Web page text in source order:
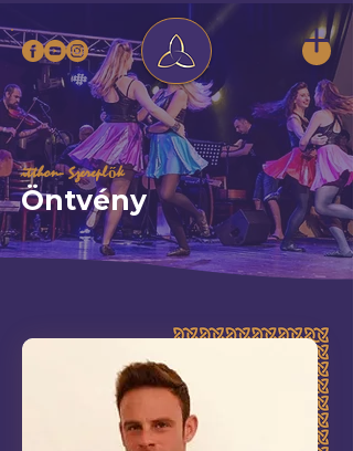
itthon- Szereplők
Öntvény